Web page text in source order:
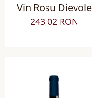
Vin Rosu Dievole
Novecento Chianti
Classico Riserva
243,02 RON